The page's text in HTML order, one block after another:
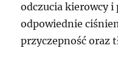
odczucia kierowcy i
odpowiednie
przyczepność oraz